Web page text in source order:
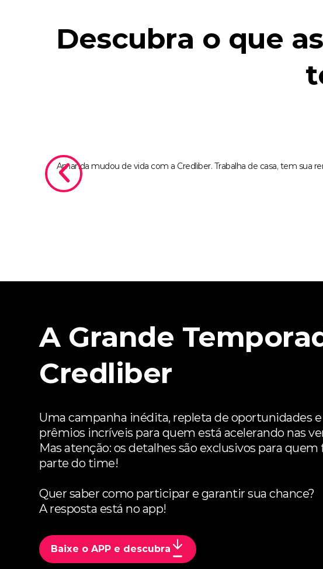
Descubra o que
Amanda mudou de vida com a Credliber. Trabalha de casa, tem sua
A Grande
Credliber
Uma campanha inédita, repleta de oportunidades e
prêmios incríveis para quem está acelerando nas
Mas atenção: os detalhes são exclusivos para quem
parte do time!
Quer saber como participar e garantir sua chance?
A resposta está no app!
Baixe o APP e descubra